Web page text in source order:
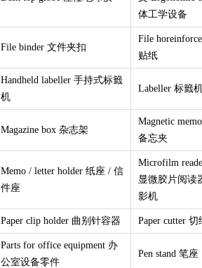
体工学设备
File binder 文件夹扣
File
贴纸
Handheld labeller 手持式标籤
机
Labeller 标籤
Magazine box 杂志架
Magnetic
备忘夹
Memo / letter holder 纸座 / 信
件座
Microfilm
显微胶片阅读
影机
Paper clip holder 曲别针容器 Paper cutter 切
Parts for office equipment 办
公室设备零件
Pen stand 笔座